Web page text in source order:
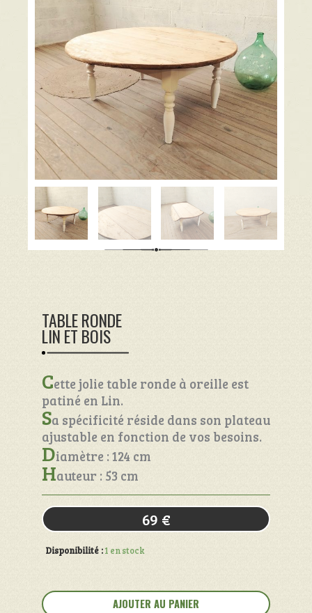
Cette jolie table ronde à oreille est
patiné en Lin.
Sa spécificité réside dans son plateau
ajustable en fonction de vos besoins.
Diamètre : 124 cm
Hauteur : 53 cm
TABLE RONDE
LIN ET BOIS
69 €
Disponibilité :1 en stock
de
Table
AJOUTER AU PANIER